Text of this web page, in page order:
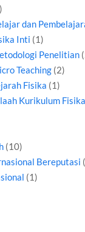
dan
Inti (1)
Penelitian
Teaching (2)
Fisika (1)
Kurikulum
(10)
Bereputasi
(1)